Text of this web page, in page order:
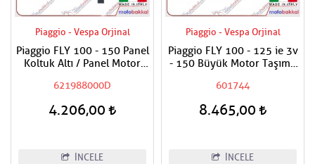
Piaggio - Vespa Orjinal
Piaggio FLY 100 - 150 Panel
Koltuk Altı / Panel Motor
621988000D
4.206,00
İNCELE
Piaggio - Vespa Orjinal
Piaggio FLY 100 - 125 ie 3v
- 150 Büyük Motor Taşıma
601744
8.465,00
İNCELE